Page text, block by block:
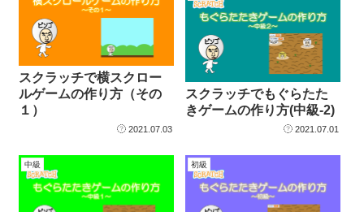
スクラッチで横スクロー
ルゲームの作り方（その
１）
2021.07.03
スクラッチでもぐらたた
きゲームの作り方(中級-2)
2021.07.01
中級 初級